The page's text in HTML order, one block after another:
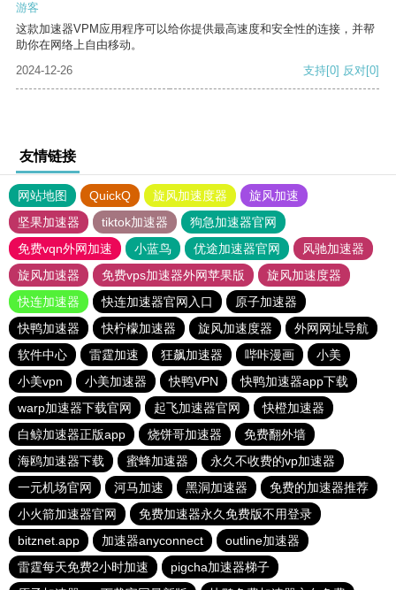
游客
这款加速器VPM应用程序可以给你提供最高速度和安全性的连接，并帮
助你在网络上自由移动。
2024-12-26
支持[0] 反对[0]
友情链接
网站地图 QuickQ 旋风加速度器
旋风加速
坚果加速器
tiktok加速器
狗急加速器官网
免费vqn外网加速
小蓝鸟 优途加速器官网
风驰加速器
旋风加速器
免费vps加速器外网苹果版
旋风加速度器
快连加速器
快连加速器官网入口
原子加速器
快鸭加速器
快柠檬加速器 旋风加速度器
外网网址导航
软件中心
雷霆加速 狂飙加速器 哔咔漫画
小美
小美vpn
小美加速器 快鸭VPN
快鸭加速器app下载
warp加速器下载官网
起飞加速器官网
快橙加速器
白鲸加速器正版app
烧饼哥加速器
免费翻外墙
海鸥加速器下载
蜜蜂加速器
永久不收费的vp加速器
一元机场官网
河马加速 黑洞加速器
免费的加速器推荐
小火箭加速器官网
免费加速器永久免费版不用登录
bitznet.app
加速器anyconnect
outline加速器
雷霆每天免费2小时加速
pigcha加速器梯子